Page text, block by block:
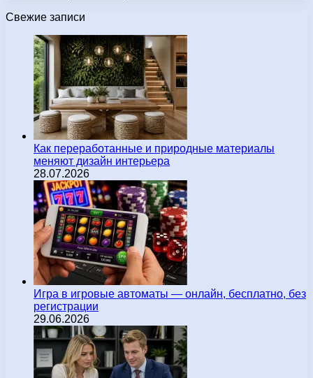
Свежие записи
Как переработанные и природные материалы
меняют дизайн интерьера
28.07.2026
Игра в игровые автоматы — онлайн, бесплатно, без
регистрации
29.06.2026